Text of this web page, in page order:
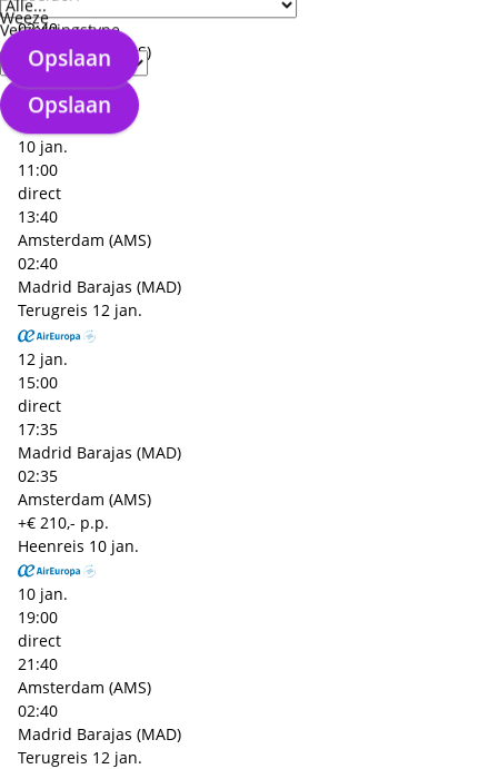
Verzorgingstype
Opslaan
Weeze
Opslaan
Madrid Barajas (MAD)
02:40
Amsterdam (AMS)
+€ 210,- p.p.
Heenreis 10 jan.
10 jan.
11:00
direct
13:40
Amsterdam (AMS)
02:40
Madrid Barajas (MAD)
Terugreis 12 jan.
12 jan.
15:00
direct
17:35
Madrid Barajas (MAD)
02:35
Amsterdam (AMS)
+€ 210,- p.p.
Heenreis 10 jan.
10 jan.
19:00
direct
21:40
Amsterdam (AMS)
02:40
Madrid Barajas (MAD)
Terugreis 12 jan.